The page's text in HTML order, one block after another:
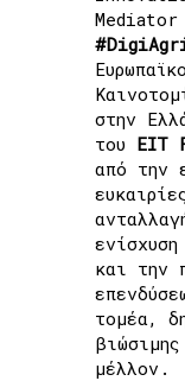
Mediator
στην
του EIT
από την
και την
τομέα,
μέλλον.